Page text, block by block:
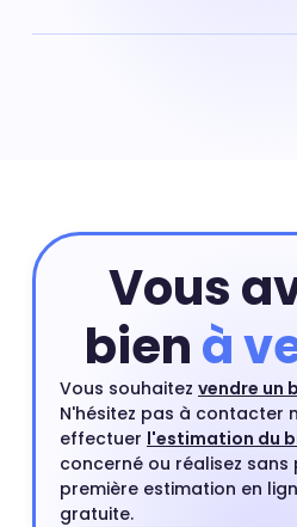
gratuit et sans engagement.
Vous
bienà
Vous souhaitez vendre un
N'hésitez pas à contacter
effectuer l'estimation du
concerné ou réalisez
première estimation en
gratuite.